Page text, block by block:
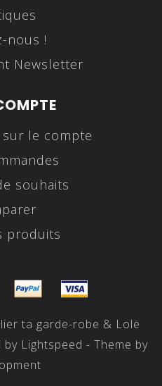
nous !
Newsletter
le compte
souhaits
produits
ta garde-robe & Lolë
by Lightspeed - Theme by